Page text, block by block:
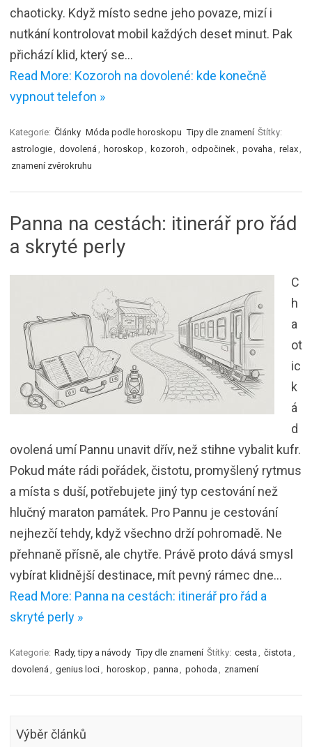
chaoticky. Když místo sedne jeho povaze, mizí i
nutkání kontrolovat mobil každých deset minut. Pak
přichází klid, který se…
Read More: Kozoroh na dovolené: kde konečně
vypnout telefon »
Kategorie: Články Móda podle horoskopu Tipy dle znamení Štítky:
astrologie
dovolená horoskop kozoroh odpočinek povaha relax
znamení zvěrokruhu
Panna na cestách: itinerář pro řád
a skryté perly
C
h
a
ot
ic
k
á
d
ovolená umí Pannu unavit dřív, než stihne vybalit kufr.
Pokud máte rádi pořádek, čistotu, promyšlený rytmus
a místa s duší, potřebujete jiný typ cestování než
hlučný maraton památek. Pro Pannu je cestování
nejhezčí tehdy, když všechno drží pohromadě. Ne
přehnaně přísně, ale chytře. Právě proto dává smysl
vybírat klidnější destinace, mít pevný rámec dne…
Read More: Panna na cestách: itinerář pro řád a
skryté perly »
Kategorie: Rady, tipy a návody Tipy dle znamení Štítky: cesta čistota
dovolená
genius loci horoskop panna pohoda znamení
Výběr článků